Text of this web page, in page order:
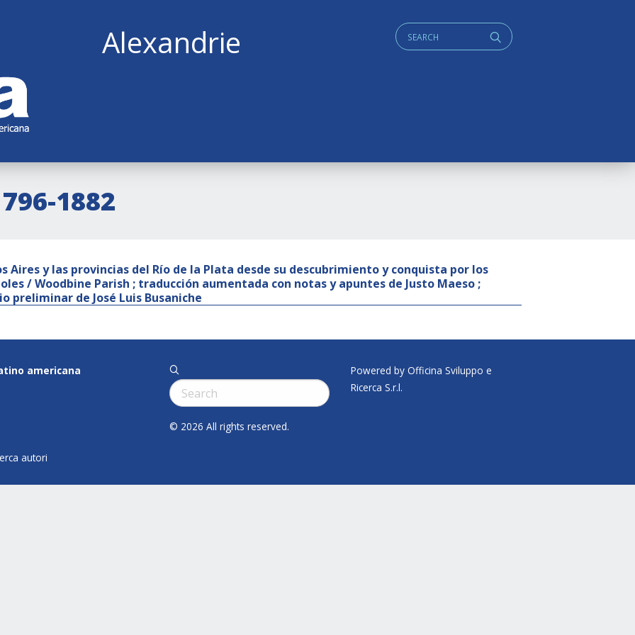
Alexandrie q
Cerca:
1882
Aires y las provincias del Río de la Plata desde su descubrimiento y conquista por los
/ Woodbine Parish ; traducción aumentada con notas y apuntes de Justo Maeso ;
preliminar de José Luis Busaniche
americana
autori
q
Cerca:
© 2026 All rights reserved.
Powered by Officina Sviluppo e
Ricerca S.r.l.